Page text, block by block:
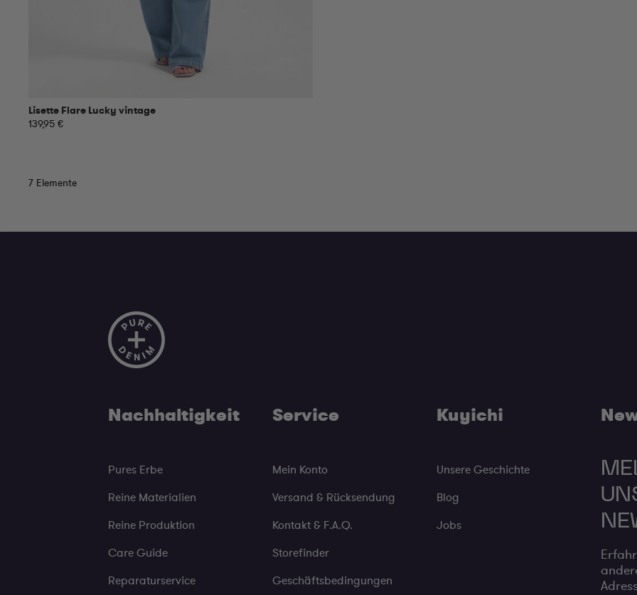
Lisette Flare Lucky vintage
139,95 €
7 Elemente
Nachhaltigkeit
Pures Erbe
Reine Materialien
Reine Produktion
Care Guide
Reparaturservice
Service
Mein Konto
Versand & Rücksendung
Kontakt & F.A.Q.
Storefinder
Geschäftsbedingungen
Kuyichi
Unsere Geschichte
Blog
Jobs